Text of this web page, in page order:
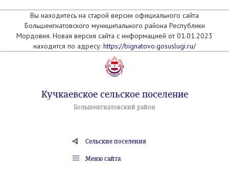
Вы находитесь на старой версии официального сайта
Большеигнатовского муниципального района Республики
Мордовия. Новая версия сайта с информацией от 01.01.2023
находится по адресу: https://bignatovo.gosuslugi.ru/
Кучкаевское сельское поселение
Большеигнатовский район
Сельские поселения
Меню сайта